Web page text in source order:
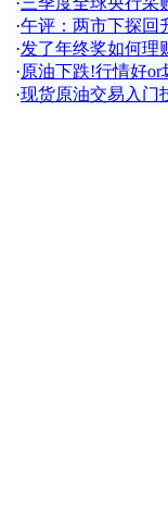
·午评：两市下探回
·发了年终奖如何理
·原油下跌!行情好or
·现货原油交易入门